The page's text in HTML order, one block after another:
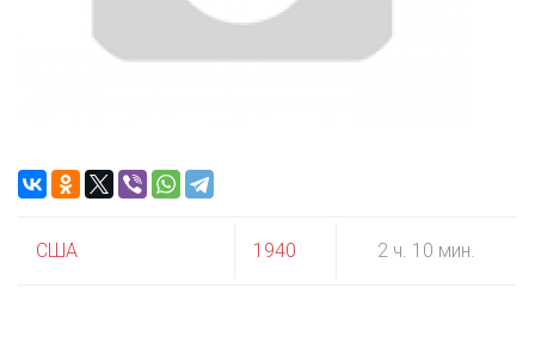
США 1940 2 ч. 10 мин.